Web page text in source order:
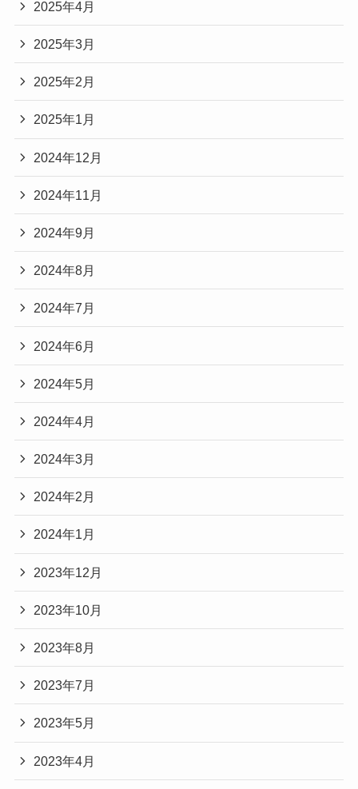
2025年4月
2025年3月
2025年2月
2025年1月
2024年12月
2024年11月
2024年9月
2024年8月
2024年7月
2024年6月
2024年5月
2024年4月
2024年3月
2024年2月
2024年1月
2023年12月
2023年10月
2023年8月
2023年7月
2023年5月
2023年4月